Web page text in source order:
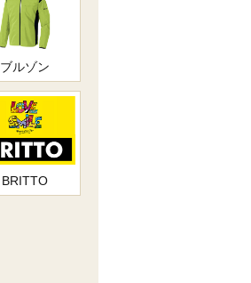
ブルゾン
BRITTO